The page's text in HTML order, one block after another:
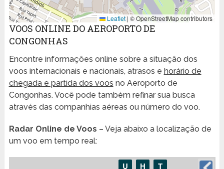
Leaflet | © OpenStreetMap contributors
VOOS ONLINE DO AEROPORTO DE
CONGONHAS
Encontre informações online sobre a situação dos
voos internacionais e nacionais, atrasos e horário de
chegada e partida dos voos no Aeroporto de
Congonhas. Você pode também refinar sua busca
através das companhias aéreas ou número do voo.
Radar Online de Voos – Veja abaixo a localização de
um voo em tempo real: